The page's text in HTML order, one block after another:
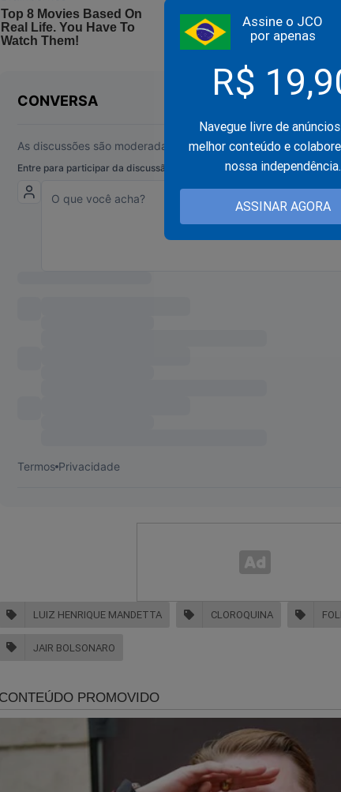
Assine o JCO
por apenas
R$
Navegue livre de
melhor conteúdo e
nossa independência.
ASSINAR AGORA
Sairá de cena ainda mais desmoralizado.
Vamos aguardar.
Ministro da Justiça aguarda decisão do
telefônico dos advogados de Adélio (veja
Folha de S. Paulo
LUIZ HENRIQUE MANDETTA CLOROQUINA
JAIR BOLSONARO